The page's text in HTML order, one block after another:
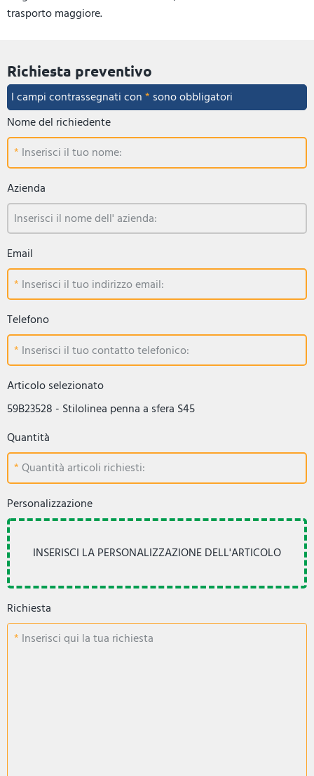
trasporto maggiore.
Richiesta preventivo
I campi contrassegnati con* sono obbligatori
Nome del richiedente
Inserisci il tuo nome:
Azienda
Inserisci il nome dell' azienda:
Email
Inserisci il tuo indirizzo email:
Telefono
Inserisci il tuo contatto telefonico:
Articolo selezionato
59B23528 - Stilolinea penna a sfera S45
Quantità
Quantità articoli richiesti:
Personalizzazione
Richiesta
Inserisci qui la tua richiesta